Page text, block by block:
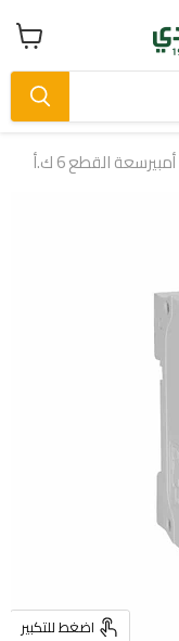
عرض
سلة
اضغط للتكبير